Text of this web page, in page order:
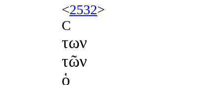
<2532>
C
των
τῶν
ὁ